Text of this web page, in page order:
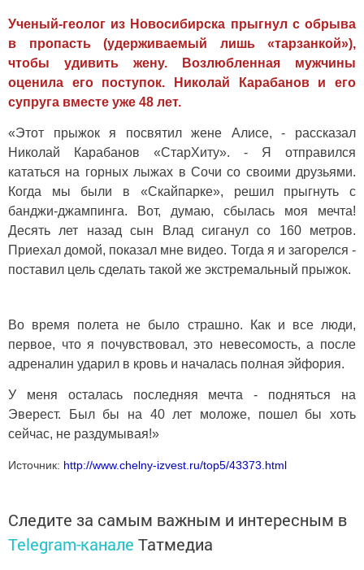
Ученый-геолог из Новосибирска прыгнул с обрыва
в пропасть (удерживаемый лишь «тарзанкой»),
чтобы удивить жену. Возлюбленная мужчины
оценила его поступок. Николай Карабанов и его
супруга вместе уже 48 лет.
«Этот прыжок я посвятил жене Алисе, - рассказал
Николай Карабанов «СтарХиту». - Я отправился
кататься на горных лыжах в Сочи со своими друзьями.
Когда мы были в «Скайпарке», решил прыгнуть с
банджи-джампинга. Вот, думаю, сбылась моя мечта!
Десять лет назад сын Влад сиганул со 160 метров.
Приехал домой, показал мне видео. Тогда я и загорелся -
поставил цель сделать такой же экстремальный прыжок.
Во время полета не было страшно. Как и все люди,
первое, что я почувствовал, это невесомость, а после
адреналин ударил в кровь и началась полная эйфория.
У меня осталась последняя мечта - подняться на
Эверест. Был бы на 40 лет моложе, пошел бы хоть
сейчас, не раздумывая!»
Источник: http://www.chelny-izvest.ru/top5/43373.html
Следите за самым важным и интересным в
Telegram-канале Татмедиа